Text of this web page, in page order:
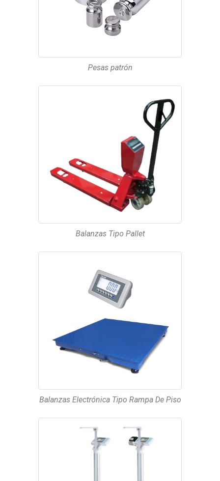
Pesas patrón
Balanzas Tipo Pallet
Balanzas Electrónica Tipo Rampa De Piso